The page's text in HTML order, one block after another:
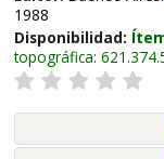
1988
Disponibilidad:
topográfica: